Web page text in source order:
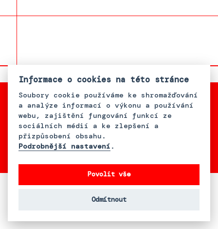
With support from Bader
Philanthropies, Inc.
Informace o cookies na této stránce
Soubory cookie používáme ke shromažďování
a analýze informací o výkonu a používání
webu, zajištění fungování funkcí ze
sociálních médií a ke zlepšení a
přizpůsobení obsahu.
Podrobnější nastavení .
Povolit vše
Odmítnout